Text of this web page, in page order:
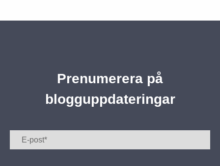
Prenumerera på
blogguppdateringar